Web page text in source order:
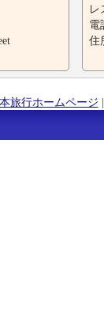
レ
電
住
旅行ホームページ |